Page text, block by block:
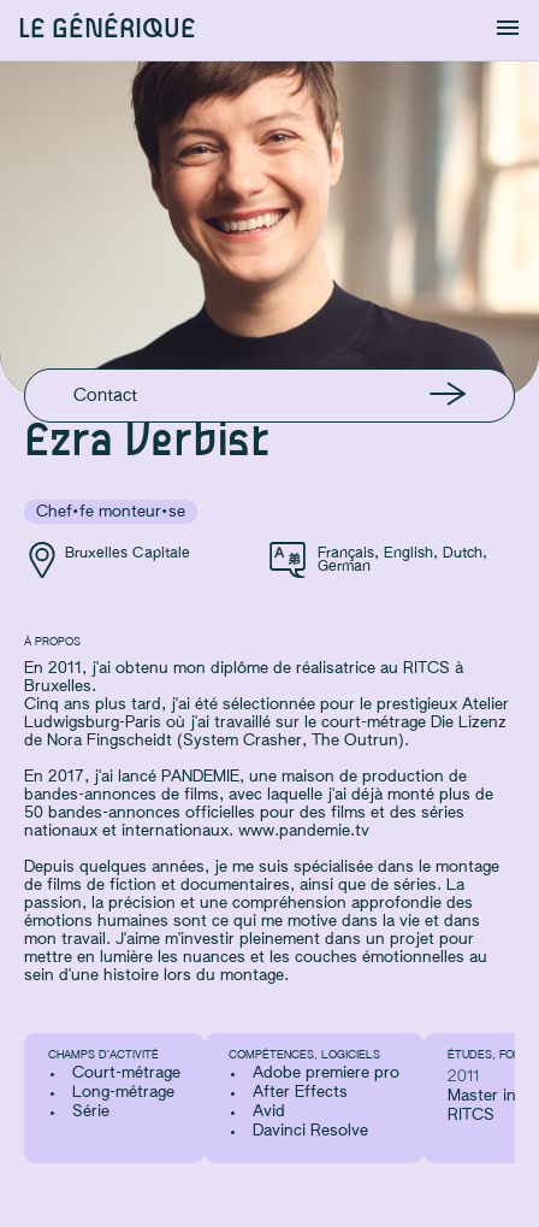
LE GÉNÉRIQUE
S'identifier Chercher
Bruxelles Capitale Français, English, Dutch,
German
Ezra Verbist
Chef·fe monteur·se
À PROPOS
En 2011, j'ai obtenu mon diplôme de réalisatrice au RITCS à
Bruxelles.
Cinq ans plus tard, j'ai été sélectionnée pour le prestigieux Atelier
Ludwigsburg-Paris où j'ai travaillé sur le court-métrage Die Lizenz
de Nora Fingscheidt (System Crasher, The Outrun).
En 2017, j'ai lancé PANDEMIE, une maison de production de
bandes-annonces de films, avec laquelle j'ai déjà monté plus de
50 bandes-annonces officielles pour des films et des séries
nationaux et internationaux. www.pandemie.tv
Depuis quelques années, je me suis spécialisée dans le montage
de films de fiction et documentaires, ainsi que de séries. La
passion, la précision et une compréhension approfondie des
émotions humaines sont ce qui me motive dans la vie et dans
mon travail. J'aime m'investir pleinement dans un projet pour
mettre en lumière les nuances et les couches émotionnelles au
sein d'une histoire lors du montage.
EN LIGNE
+32479318709
Contact
CHAMPS D’ACTIVITÉ
Court-métrage
Long-métrage
Série
COMPÉTENCES, LOGICIELS
Adobe premiere pro
After Effects
Avid
Davinci Resolve
ÉTUDES,
2011
Master in
RITCS